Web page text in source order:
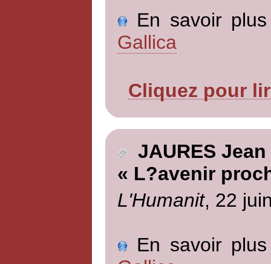
En savoir
Gallica
Cliquez pour
JAURES Jean
« L?avenir
L'Humanit, 22
En savoir